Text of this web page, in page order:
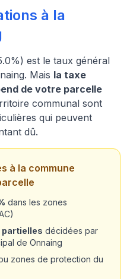
à la
est le taux général
Mais la taxe
de votre parcelle
communal sont
qui peuvent
dû.
à la commune
dans les zones
partielles décidées par
de Onnaing
zones de protection du